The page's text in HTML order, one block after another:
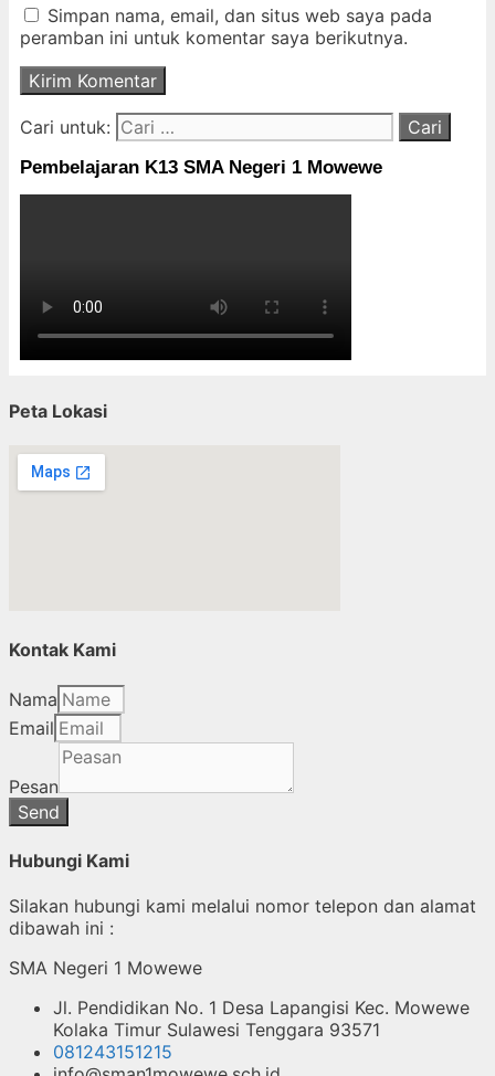
Simpan nama, email, dan situs web saya pada
peramban ini untuk komentar saya berikutnya.
Cari untuk:
Pembelajaran K13 SMA Negeri 1 Mowewe
Peta Lokasi
Kontak Kami
Nama
Email
Pesan
Send
Hubungi Kami
Silakan hubungi kami melalui nomor telepon dan alamat
dibawah ini :
SMA Negeri 1 Mowewe
Jl. Pendidikan No. 1 Desa Lapangisi Kec. Mowewe
Kolaka Timur Sulawesi Tenggara 93571
081243151215